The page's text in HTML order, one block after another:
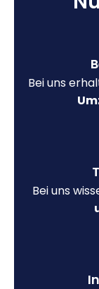
Bei uns
Bei uns